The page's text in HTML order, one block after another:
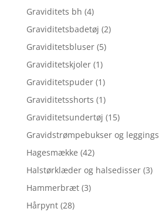
Graviditets bh (4)
Graviditetsbadetøj (2)
Graviditetsbluser (5)
Graviditetskjoler (1)
Graviditetspuder (1)
Graviditetsshorts (1)
Graviditetsundertøj (15)
Gravidstrømpebukser og leggings
Hagesmække (42)
Halstørklæder og halsedisser (3)
Hammerbræt (3)
Hårpynt (28)